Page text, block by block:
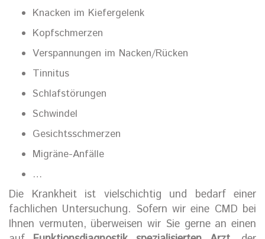
Knacken im Kiefergelenk
Kopfschmerzen
Verspannungen im Nacken/Rücken
Tinnitus
Schlafstörungen
Schwindel
Gesichtsschmerzen
Migräne-Anfälle
…
Die Krankheit ist vielschichtig und bedarf einer
fachlichen Untersuchung. Sofern wir eine CMD bei
Ihnen vermuten, überweisen wir Sie gerne an einen